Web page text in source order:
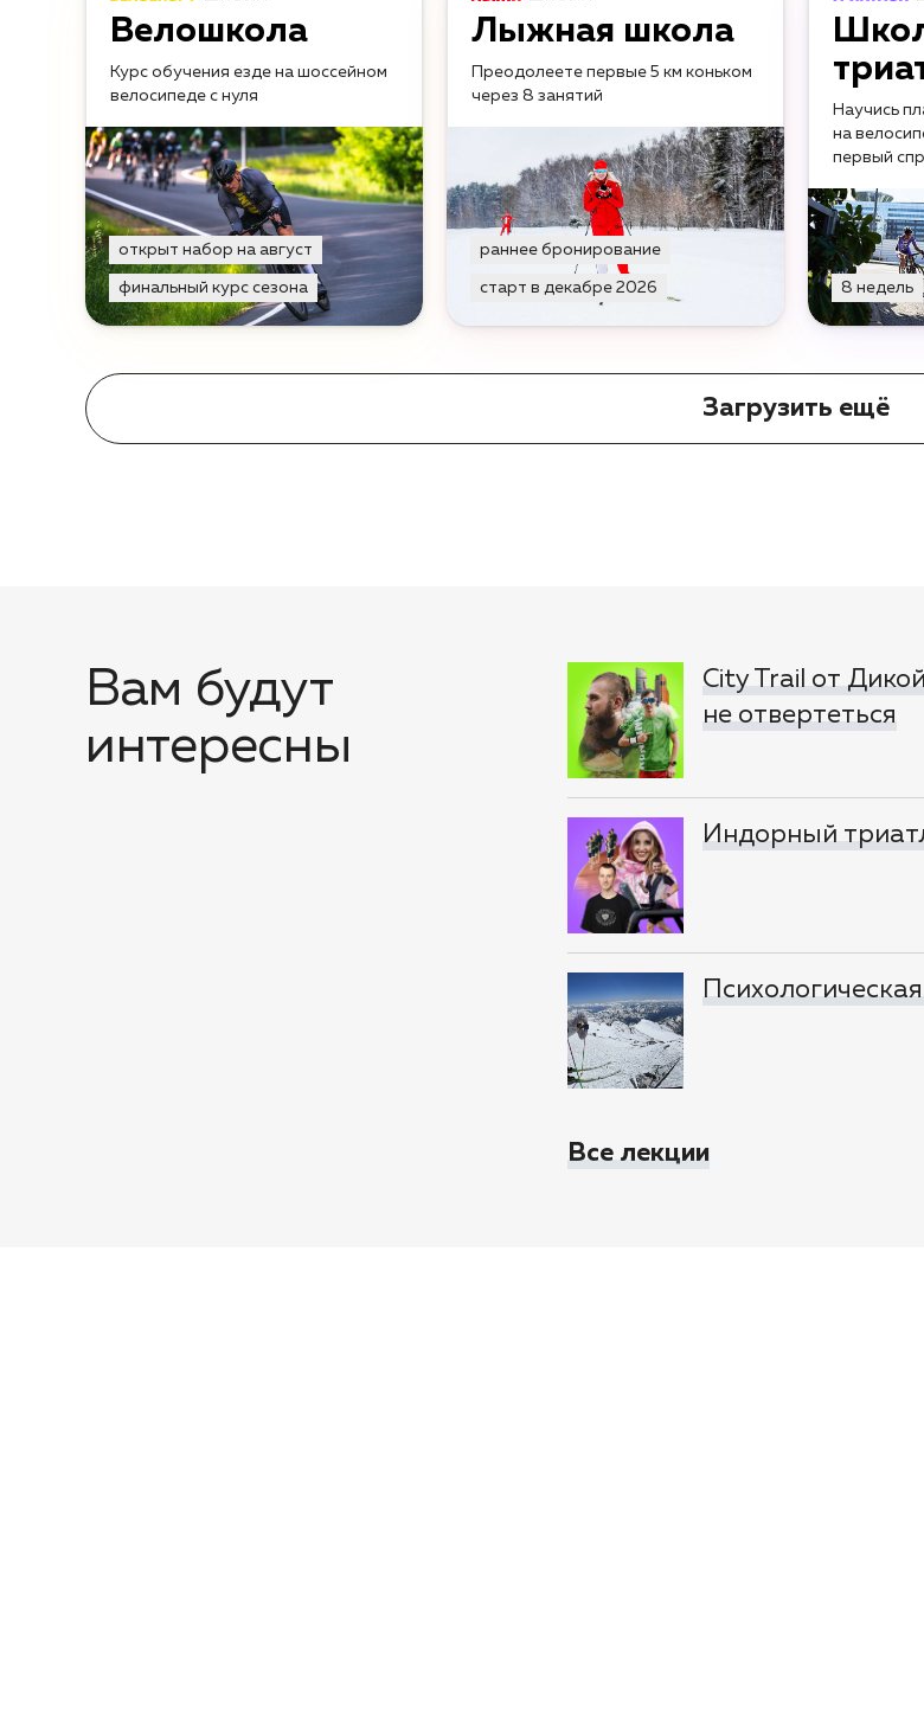
Велошкола
Курс обучения езде на шоссейном
велосипеде с нуля
открыт набор на август
финальный курс сезона
Лыжная школа
Преодолеете первые 5 км коньком
через 8 занятий
раннее бронирование
старт в декабре 2026
Научись
на
первый
8 недель
Загрузить ещё
Вам будут
интересны
City Trail от
не отвертеться
Индорный
Все лекции